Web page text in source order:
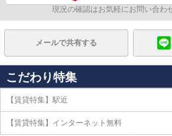
現況の確認はお気軽にお問い合わ
メールで共有する
こだわり特集
【賃貸特集】駅近
【賃貸特集】インターネット無料